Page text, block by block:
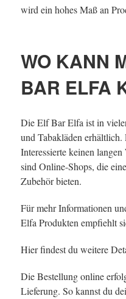
wird ein hohes Maß an
WO KANN
BAR ELFA
Die Elf Bar Elfa ist in
und Tabakläden
Interessierte keinen
sind Online-Shops, die
Zubehör bieten.
Für mehr Informationen
Elfa Produkten empfiehlt
Hier findest du weitere
Die Bestellung online
Lieferung. So kannst du